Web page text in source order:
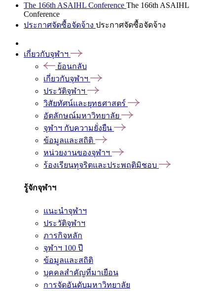
The 166th ASAIHL Conference The 166th ASAIHL
Conference
ประกาศจัดซื้อจัดจ้าง ประกาศจัดซื้อจัดจ้าง
เกี่ยวกับจุฬาฯ
ย้อนกลับ
เกี่ยวกับจุฬาฯ
ประวัติจุฬาฯ
วิสัยทัศน์และยุทธศาสตร์
อัตลักษณ์มหาวิทยาลัย
จุฬาฯ กับความยั่งยืน
ข้อมูลและสถิติ
หน่วยงานของจุฬาฯ
ร้องเรียนทุจริตและประพฤติมิชอบ
รู้จักจุฬาฯ
แนะนำจุฬาฯ
ประวัติจุฬาฯ
ภารกิจหลัก
จุฬาฯ 100 ปี
ข้อมูลและสถิติ
บุคคลสำคัญที่มาเยือน
การจัดอันดับมหาวิทยาลัย